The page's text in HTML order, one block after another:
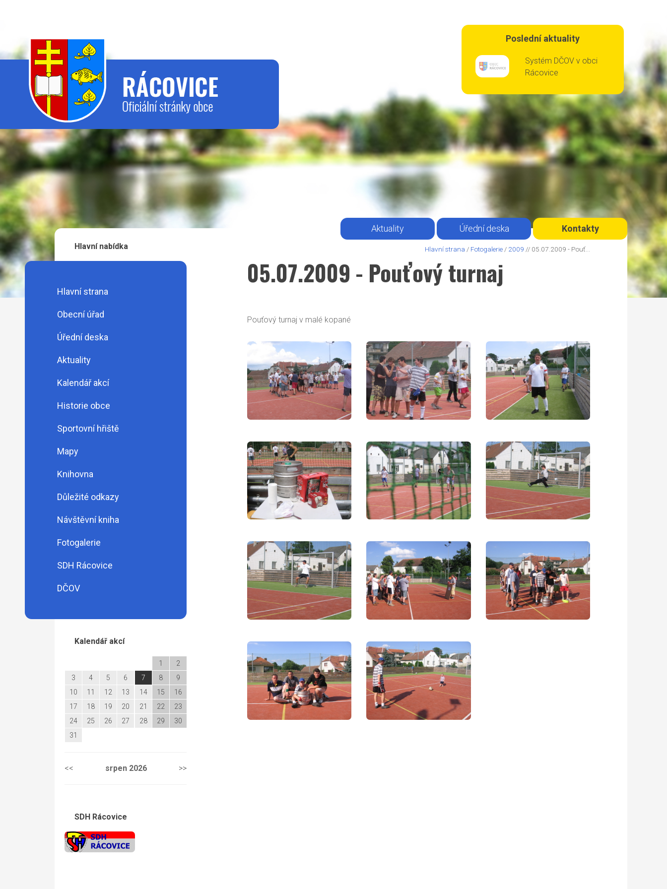
Poslední aktuality
Systém DČOV v obci
Rácovice
Hlavní nabídka
Hlavní strana
Obecní úřad
Úřední deska
Aktuality
Kalendář akcí
Historie obce
Sportovní hřiště
Mapy
Knihovna
Důležité odkazy
Návštěvní kniha
Fotogalerie
SDH Rácovice
DČOV
Kalendář akcí
1
2
3
4 5 6 7 8
9
10
11 12 13 14 15
16
17
18 19 20 21 22
23
24
25 26 27 28 29
30
31
<< srpen 2026 >>
SDH Rácovice
Hlavní strana / Fotogalerie / 2009 // 05.07.2009 - Pouť...
05.07.2009 - Pouťový turnaj
Pouťový turnaj v malé kopané
Aktuality Úřední deska Kontakty